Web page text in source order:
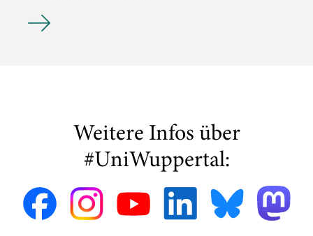
Wohnungslosigkeit und Polizei – Neues
Weitere Infos über
#UniWuppertal: